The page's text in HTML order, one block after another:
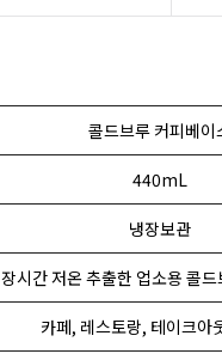
콜드브루 커피베이
440mL
냉장보관
장시간 저온 추출한 업소용 콜
카페, 레스토랑, 테이크아